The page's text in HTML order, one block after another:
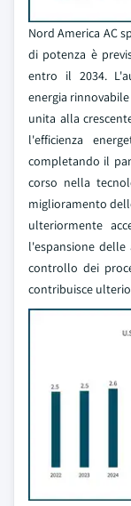
Nord America AC
di potenza è
entro il 2034.
energia
unita alla
l'efficienza
completando il
corso nella
miglioramento
ulteriormente
l'espansione
controllo dei
contribuisce